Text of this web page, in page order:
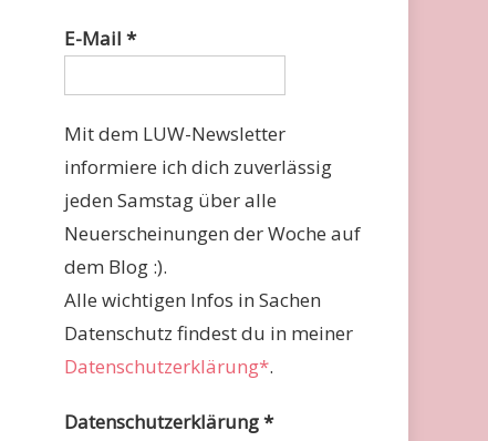
E-Mail*
Mit dem LUW-Newsletter
informiere ich dich zuverlässig
jeden Samstag über alle
Neuerscheinungen der Woche auf
dem Blog :).
Alle wichtigen Infos in Sachen
Datenschutz findest du in meiner
Datenschutzerklärung*.
Datenschutzerklärung*